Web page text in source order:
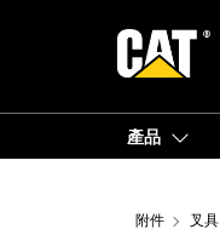
產品
附件 叉具